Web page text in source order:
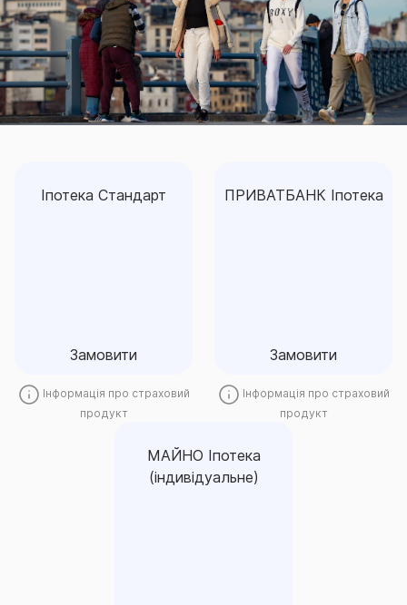
Іпотека Стандарт
Замовити
Інформація про страховий
продукт
ПРИВАТБАНК Іпотека
Замовити
Інформація про страховий
продукт
МАЙНО Іпотека
(індивідуальне)